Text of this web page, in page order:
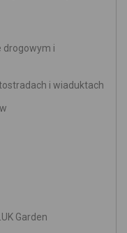
drogowym i
i wiaduktach
Garden